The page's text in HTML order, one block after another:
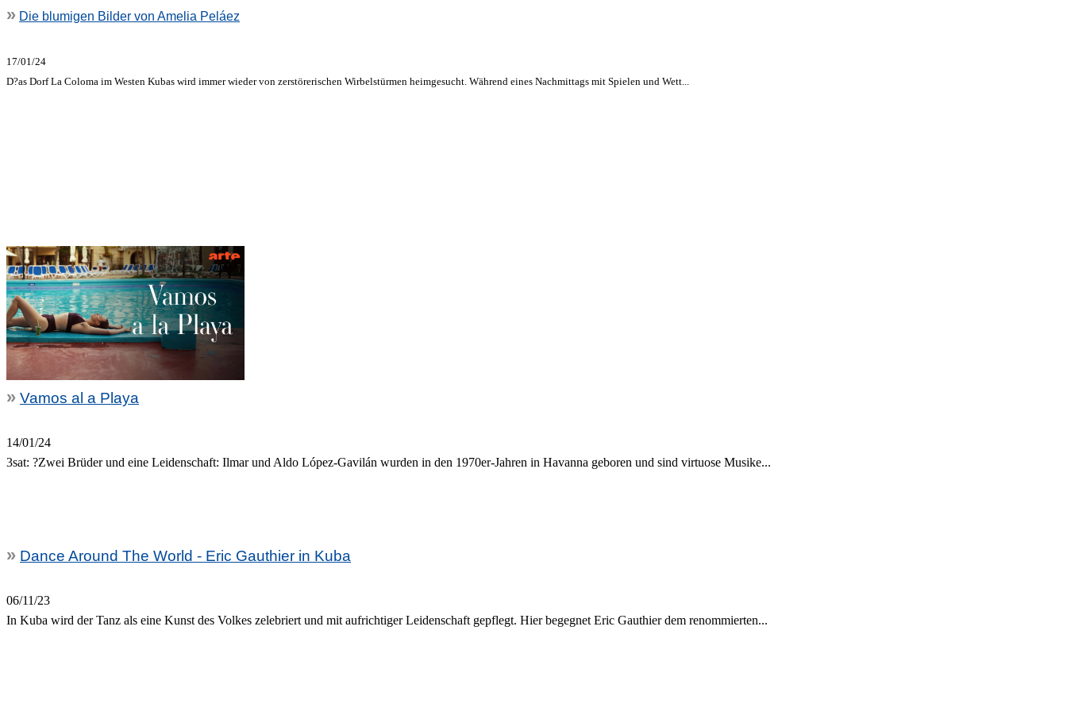
» Die blumigen Bilder von Amelia Peláez
17/01/24
D?as Dorf La Coloma im Westen Kubas wird immer wieder von zerstörerischen Wirbelstürmen heimgesucht. Während eines Nachmittags mit Spielen und Wett...
» Vamos al a Playa
14/01/24
3sat: ?Zwei Brüder und eine Leidenschaft: Ilmar und Aldo López-Gavilán wurden in den 1970er-Jahren in Havanna geboren und sind virtuose Musike...
» Dance Around The World - Eric Gauthier in Kuba
06/11/23
In Kuba wird der Tanz als eine Kunst des Volkes zelebriert und mit aufrichtiger Leidenschaft gepflegt. Hier begegnet Eric Gauthier dem renommierten...